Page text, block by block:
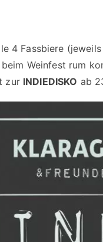
4 Fassbiere
Weinfest rum
zur INDIEDISKO ab